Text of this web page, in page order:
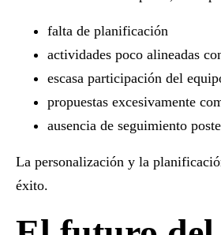
falta de planificación
actividades poco alineadas
escasa participación del
propuestas excesivamente
ausencia de seguimiento
La personalización y la
éxito.